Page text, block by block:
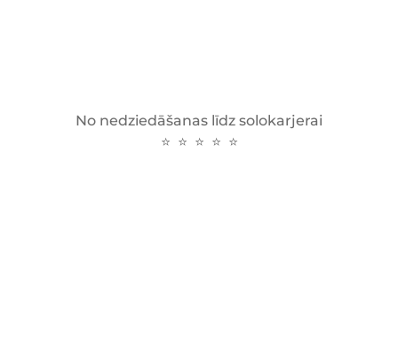
No nedziedāšanas līdz solokarjerai
⭐ ⭐ ⭐ ⭐ ⭐